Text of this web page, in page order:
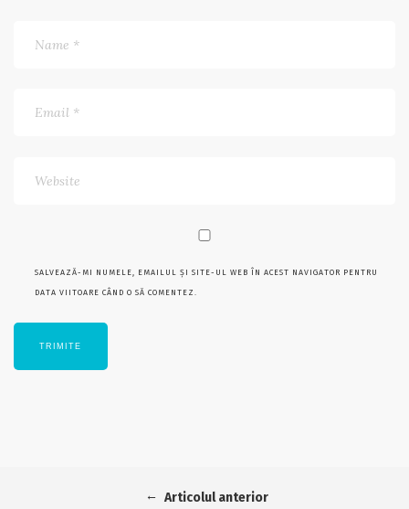
SALVEAZĂ-MI NUMELE, EMAILUL ȘI SITE-UL WEB ÎN ACEST NAVIGATOR PENTRU
DATA VIITOARE CÂND O SĂ COMENTEZ.
← Articolul anterior